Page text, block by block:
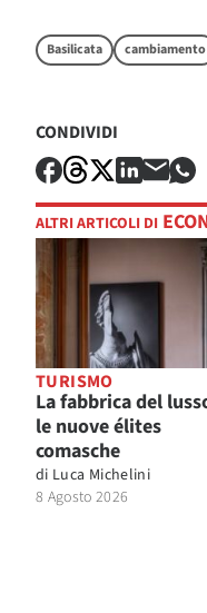
Basilicata cambiamento
CONDIVIDI
ALTRI ARTICOLI DI
TURISMO
La fabbrica del
le nuove élites
comasche
di Luca Michelini
8 Agosto 2026